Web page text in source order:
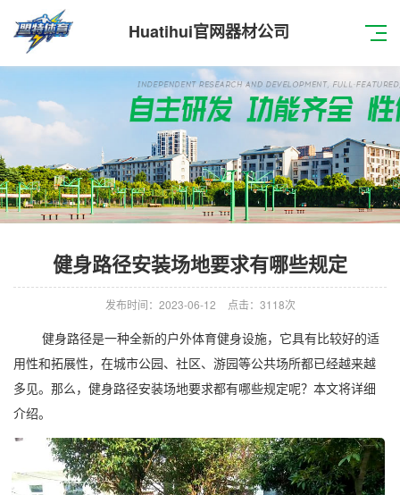
Huatihui官网器材公司
健身路径安装场地要求有哪些规定
发布时间：2023-06-12 点击：3118次
健身路径是一种全新的户外体育健身设施，它具有比较好的适
用性和拓展性，在城市公园、社区、游园等公共场所都已经越来越
多见。那么，健身路径安装场地要求都有哪些规定呢？本文将详细
介绍。